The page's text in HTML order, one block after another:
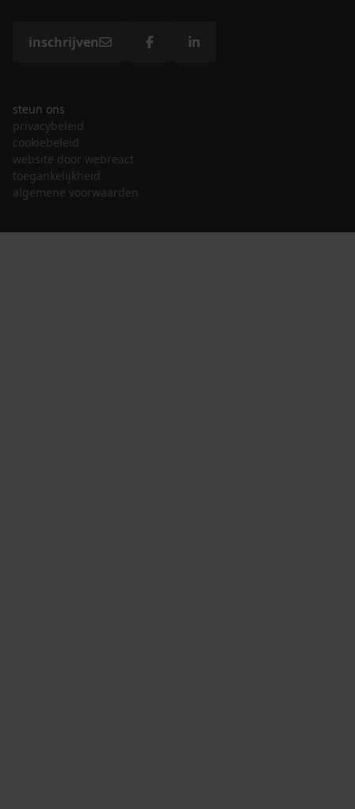
inschrijven
steun ons
privacybeleid
cookiebeleid
website door webreact
toegankelijkheid
algemene voorwaarden